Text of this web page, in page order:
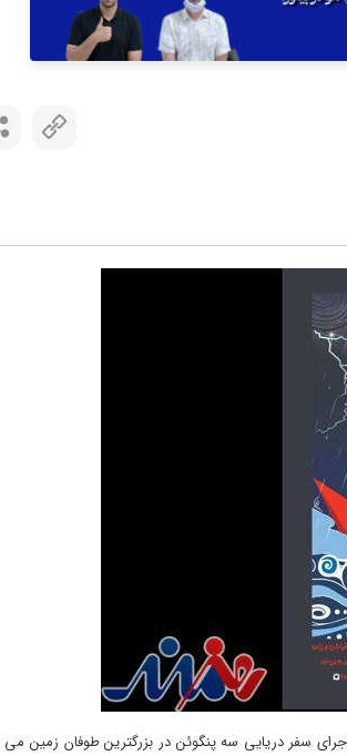
دریایی سه پنگوئن در بزرگترین طوفان زمین می